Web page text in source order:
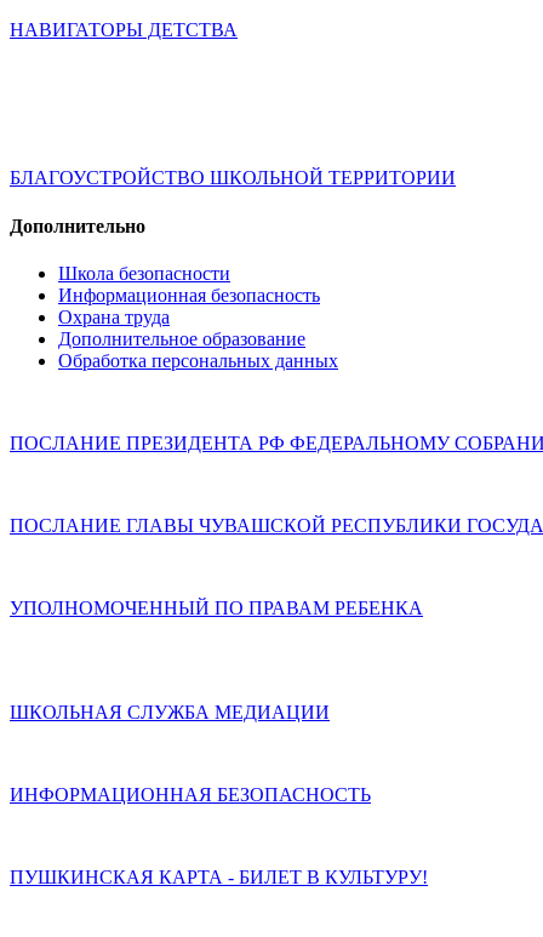
НАВИГАТОРЫ ДЕТСТВА
БЛАГОУСТРОЙСТВО ШКОЛЬНОЙ ТЕРРИТОРИИ
Дополнительно
Школа безопасности
Информационная безопасность
Охрана труда
Дополнительное образование
Обработка персональных данных
ПОСЛАНИЕ ПРЕЗИДЕНТА РФ ФЕДЕРАЛЬНОМУ
ПОСЛАНИЕ ГЛАВЫ ЧУВАШСКОЙ РЕСПУБЛИКИ
УПОЛНОМОЧЕННЫЙ ПО ПРАВАМ РЕБЕНКА
ШКОЛЬНАЯ СЛУЖБА МЕДИАЦИИ
ИНФОРМАЦИОННАЯ БЕЗОПАСНОСТЬ
ПУШКИНСКАЯ КАРТА - БИЛЕТ В КУЛЬТУРУ!